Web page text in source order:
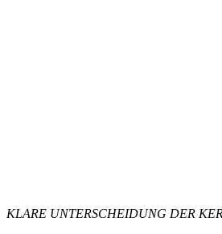
KLARE UNTERSCHEIDUNG DER